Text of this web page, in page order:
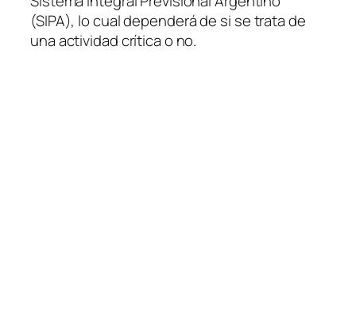
(SIPA), lo cual dependerá de si se trata de
una actividad crítica o no.